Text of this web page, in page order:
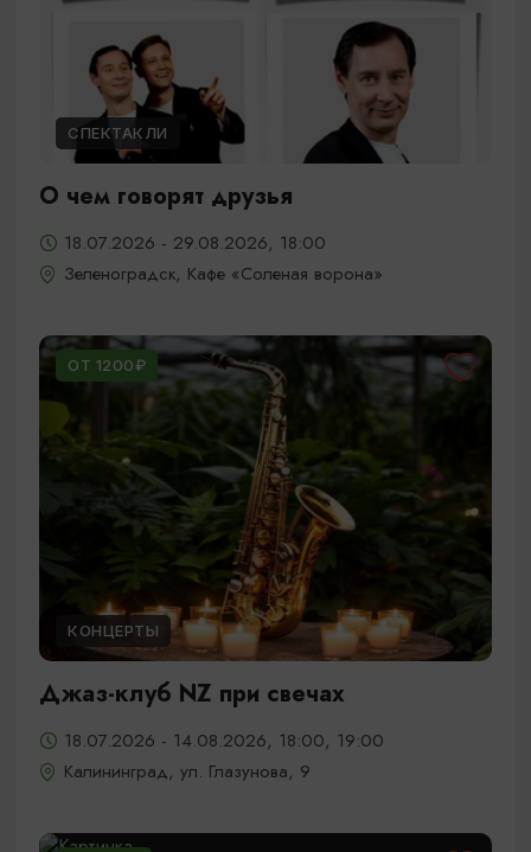
СПЕКТАКЛИ
О чем говорят друзья
18.07.2026 - 29.08.2026, 18:00
Зеленоградск, Кафе «Соленая ворона»
ОТ 1200₽
КОНЦЕРТЫ
Джаз-клуб NZ при свечах
18.07.2026 - 14.08.2026, 18:00, 19:00
Калининград, ул. Глазунова, 9